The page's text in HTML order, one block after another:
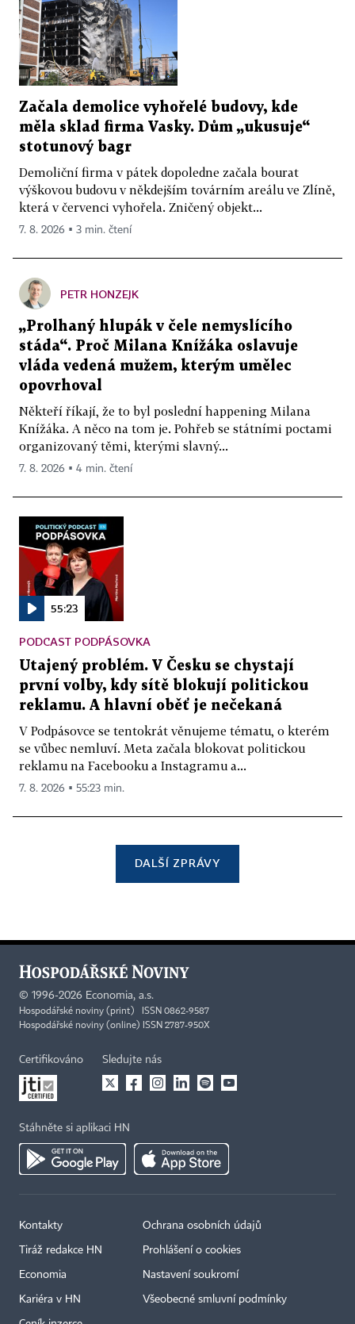
Začala demolice vyhořelé budovy, kde
měla sklad firma Vasky. Dům „ukusuje“
stotunový bagr
Demoliční firma v pátek dopoledne začala bourat
výškovou budovu v někdejším továrním areálu ve Zlíně,
která v červenci vyhořela. Zničený objekt...
7. 8. 2026 ▪ 3 min. čtení
PETR HONZEJK
„Prolhaný hlupák v čele nemyslícího
stáda“. Proč Milana Knížáka oslavuje
vláda vedená mužem, kterým umělec
opovrhoval
Někteří říkají, že to byl poslední happening Milana
Knížáka. A něco na tom je. Pohřeb se státními poctami
organizovaný těmi, kterými slavný...
7. 8. 2026 ▪ 4 min. čtení
55:23
PODCAST PODPÁSOVKA
Utajený problém. V Česku se chystají
první volby, kdy sítě blokují politickou
reklamu. A hlavní oběť je nečekaná
V Podpásovce se tentokrát věnujeme tématu, o kterém
se vůbec nemluví. Meta začala blokovat politickou
reklamu na Facebooku a Instagramu a...
7. 8. 2026 ▪ 55:23 min.
DALŠÍ ZPRÁVY
© 1996-2026 Economia, a.s.
Hospodářské noviny (print) ISSN 0862-9587
Hospodářské noviny (online) ISSN 2787-950X
Certifikováno Sledujte nás
Stáhněte si aplikaci HN
Kontakty
Tiráž redakce HN
Economia
Kariéra v HN
Ochrana osobních údajů
Prohlášení o cookies
Nastavení soukromí
Všeobecné smluvní podmínky